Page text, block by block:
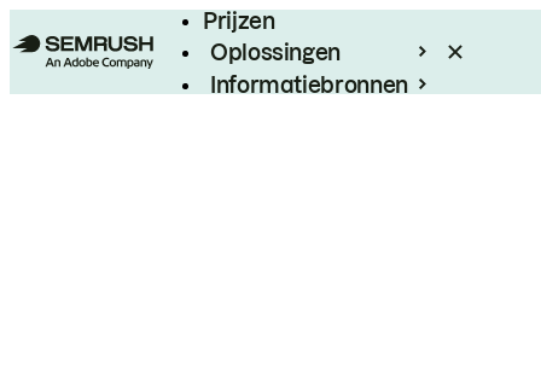
Prijzen
Oplossingen
Informatiebronnen